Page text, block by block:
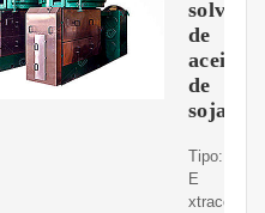
de
aceite
de
soja
Tipo:
E
xtracción